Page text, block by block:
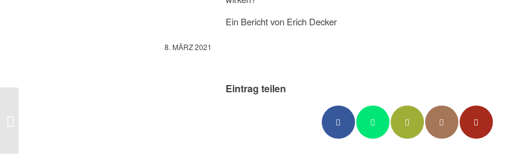
Ein Bericht von Erich Decker
8. MÄRZ 2021
Eintrag teilen